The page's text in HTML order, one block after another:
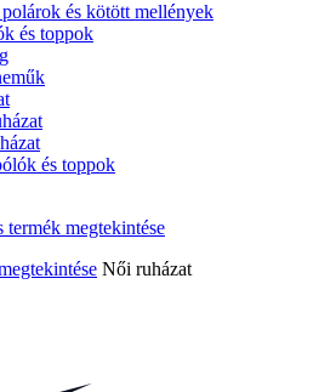
és kötött mellények
és toppok
és toppok
Női ruházat